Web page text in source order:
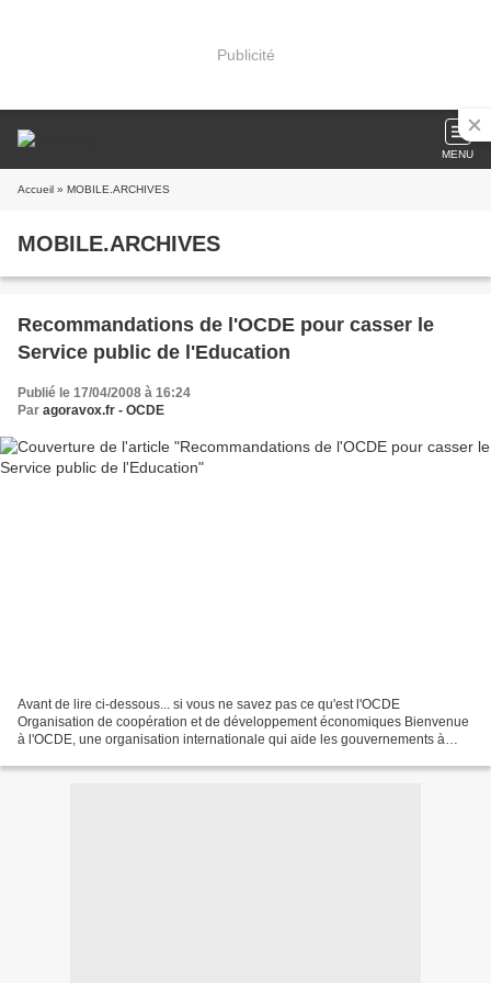
Publicité
MENU
Accueil » MOBILE.ARCHIVES
MOBILE.ARCHIVES
Recommandations de l'OCDE pour casser le
Service public de l'Education
Publié le 17/04/2008 à 16:24
Par agoravox.fr - OCDE
Avant de lire ci-dessous... si vous ne savez pas ce qu'est l'OCDE
Organisation de coopération et de développement économiques Bienvenue
à l'OCDE, une organisation internationale qui aide les gouvernements à